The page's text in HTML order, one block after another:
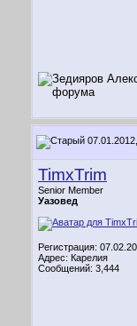
TimxTrim
Senior Member
Уазовед
Регистрация:
Адрес: Карелия
Сообщений: 3,444